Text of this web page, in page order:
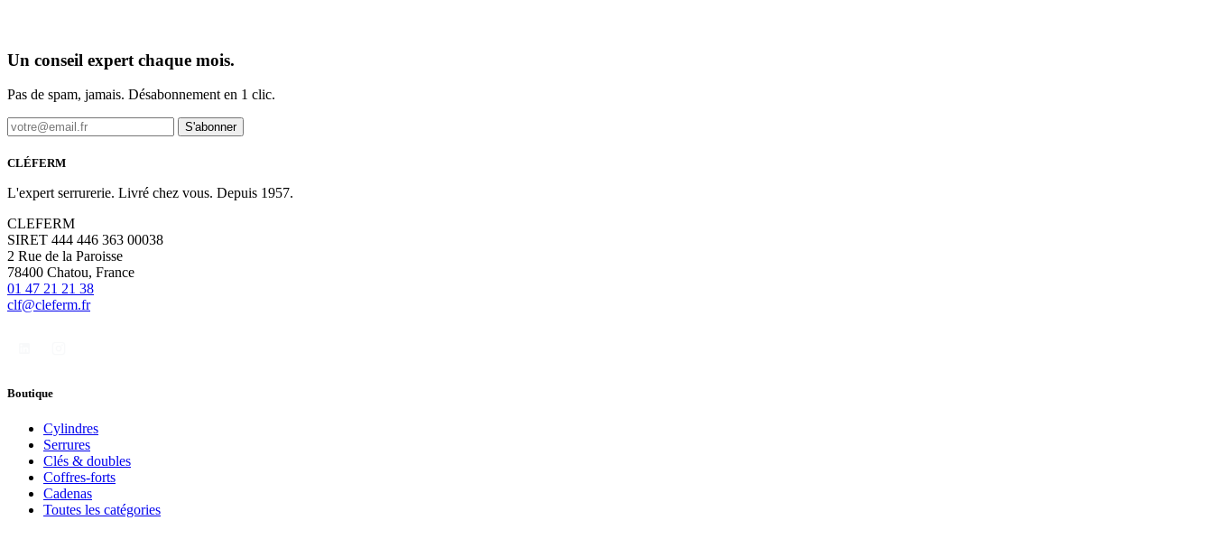
Un conseil expert chaque mois.
Pas de spam, jamais. Désabonnement en 1 clic.
S'abonner
CLÉFERM
L'expert serrurerie. Livré chez vous. Depuis 1957.
CLEFERM
SIRET 444 446 363 00038
2 Rue de la Paroisse
78400 Chatou, France
01 47 21 21 38
clf@cleferm.fr
Boutique
Cylindres
Serrures
Clés & doubles
Coffres-forts
Cadenas
Toutes les catégories